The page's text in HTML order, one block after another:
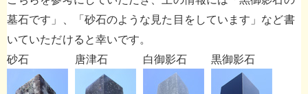
墓石です」、「砂石のような見た目をしています」など書
いていただけると幸いです。
砂石
唐津石 白御影石 黒御影石